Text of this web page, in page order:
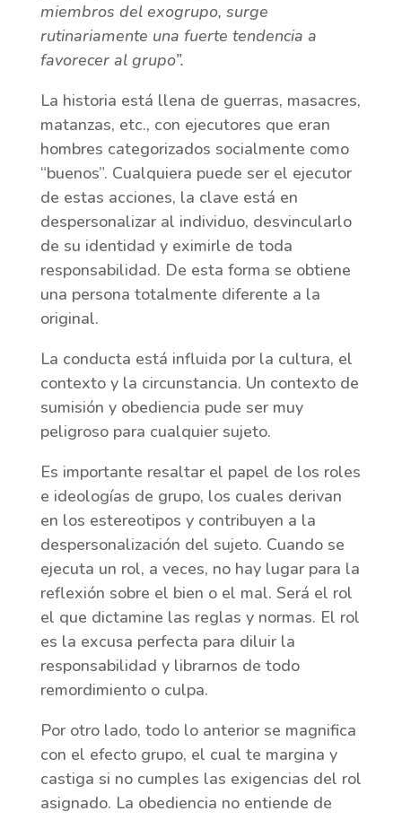
miembros del exogrupo, surge
rutinariamente una fuerte tendencia a
favorecer al grupo”.
La historia está llena de guerras, masacres,
matanzas, etc., con ejecutores que eran
hombres categorizados socialmente como
“buenos”. Cualquiera puede ser el ejecutor
de estas acciones, la clave está en
despersonalizar al individuo, desvincularlo
de su identidad y eximirle de toda
responsabilidad. De esta forma se obtiene
una persona totalmente diferente a la
original.
La conducta está influida por la cultura, el
contexto y la circunstancia. Un contexto de
sumisión y obediencia pude ser muy
peligroso para cualquier sujeto.
Es importante resaltar el papel de los roles
e ideologías de grupo, los cuales derivan
en los estereotipos y contribuyen a la
despersonalización del sujeto. Cuando se
ejecuta un rol, a veces, no hay lugar para la
reflexión sobre el bien o el mal. Será el rol
el que dictamine las reglas y normas. El rol
es la excusa perfecta para diluir la
responsabilidad y librarnos de todo
remordimiento o culpa.
Por otro lado, todo lo anterior se magnifica
con el efecto grupo, el cual te margina y
castiga si no cumples las exigencias del rol
asignado. La obediencia no entiende de